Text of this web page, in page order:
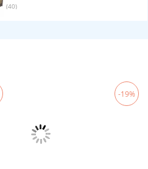
(40)
-19%